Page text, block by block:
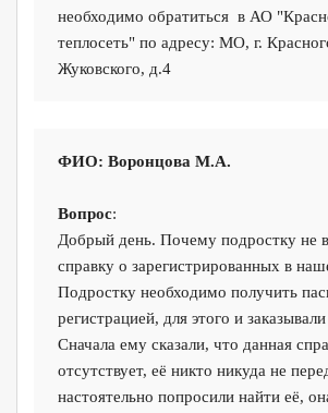
необходимо обратиться в АО
теплосеть" по адресу: МО, г.
Жуковского, д.4
ФИО: Воронцова М.А.
Вопрос:
Добрый день. Почему подростку не
справку о зарегистрированных в
Подростку необходимо получить
регистрацией, для этого и
Сначала ему сказали, что данная
отсутствует, её никто никуда не
настоятельно попросили найти её,